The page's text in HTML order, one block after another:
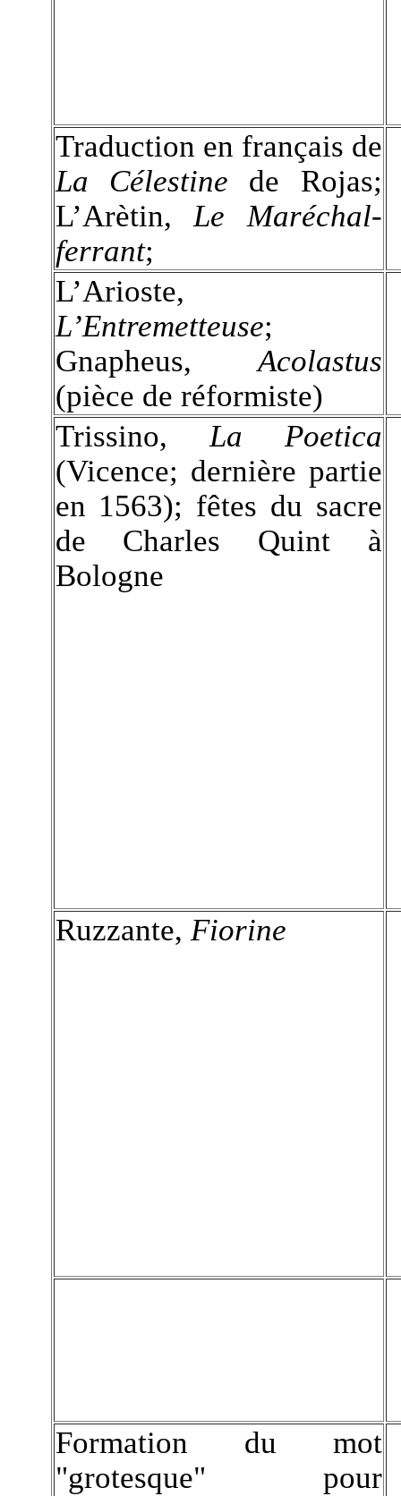
Traduction en français de
La Célestine de Rojas;
L’Arètin, Le Maréchal-
ferrant;
L’Arioste,
L’Entremetteuse;
Gnapheus,Acolastus
(pièce de réformiste)
Trissino, La Poetica
(Vicence; dernière partie
en 1563); fêtes du sacre
de Charles Quint à
Bologne
Ruzzante, Fiorine
Formation du mot
"grotesque" pour